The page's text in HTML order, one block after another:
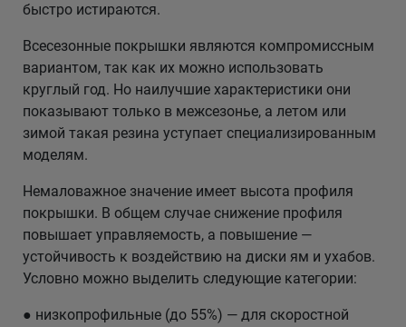
быстро истираются.
Всесезонные покрышки являются компромиссным
вариантом, так как их можно использовать
круглый год. Но наилучшие характеристики они
показывают только в межсезонье, а летом или
зимой такая резина уступает специализированным
моделям.
Немаловажное значение имеет высота профиля
покрышки. В общем случае снижение профиля
повышает управляемость, а повышение —
устойчивость к воздействию на диски ям и ухабов.
Условно можно выделить следующие категории:
● низкопрофильные (до 55%) — для скоростной